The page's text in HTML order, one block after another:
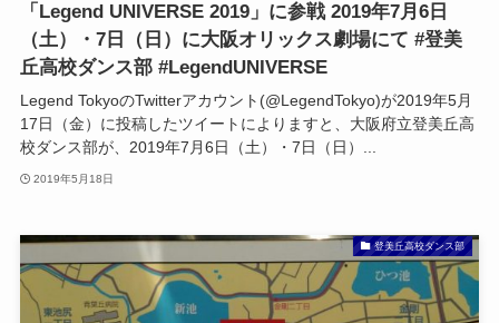
「Legend UNIVERSE 2019」に参戦 2019年7月6日
（土）・7日（日）に大阪オリックス劇場にて #登美
丘高校ダンス部 #LegendUNIVERSE
Legend TokyoのTwitterアカウント(@LegendTokyo)が2019年5月
17日（金）に投稿したツイートによりますと、大阪府立登美丘高
校ダンス部が、2019年7月6日（土）・7日（日）...
2019年5月18日
登美丘高校ダンス部